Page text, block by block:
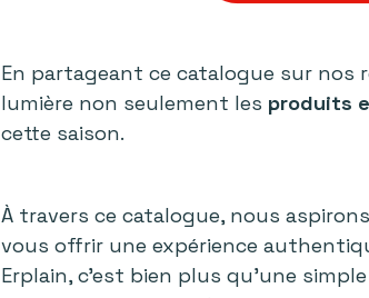
En partageant ce catalogue sur nos
lumière non seulement les produits
cette saison.
À travers ce catalogue, nous
vous offrir une expérience
Erplain, c'est bien plus qu'une